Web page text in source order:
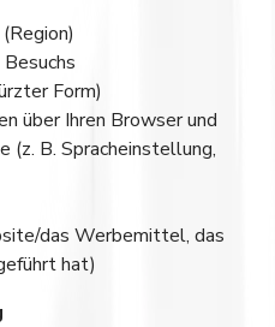
Form)
über Ihren Browser und
(z. B. Spracheinstellung,
das Werbemittel, das
hat)